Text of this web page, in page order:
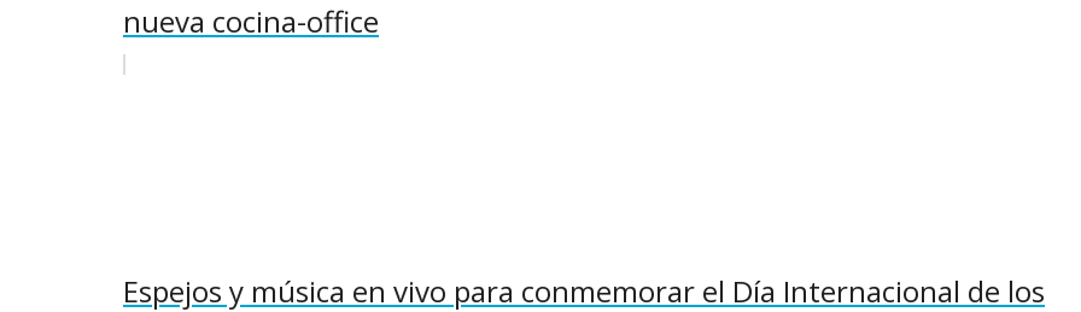
nueva cocina-office
Espejos y música en vivo para conmemorar el Día Internacional de los